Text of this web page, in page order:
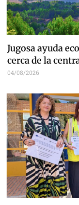
Jugosa ayuda
cerca de la
04/08/2026